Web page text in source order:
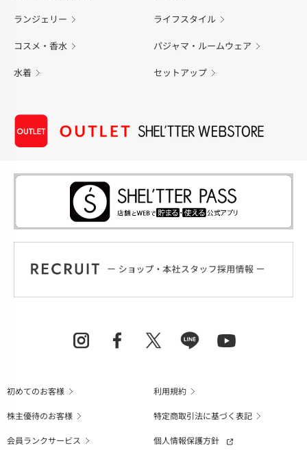
ランジェリー ライフスタイル
コスメ・香水 パジャマ・ルームウェア
水着 セットアップ
初めてのお客様
利用規約
株主優待のお客様
特定商取引法に基づく表記
会員ランクサービス
個人情報保護方針